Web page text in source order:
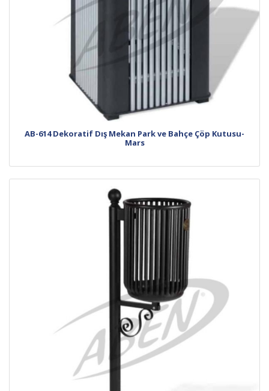
AB-614 Dekoratif Dış Mekan Park ve Bahçe Çöp Kutusu-
Mars